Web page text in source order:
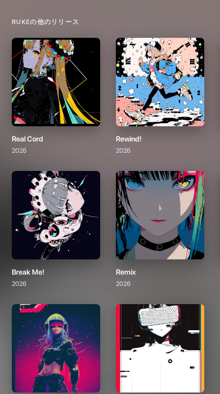
RUKEの他のリリース
Real Cord
2026
Rewind!
2026
Break Me!
2026
Remix
2026